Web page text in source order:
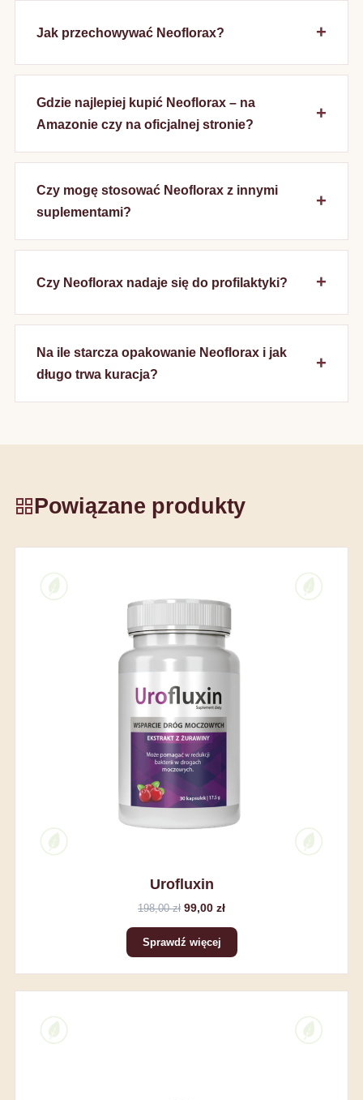
Jak przechowywać Neoflorax?
Gdzie najlepiej kupić Neoflorax – na
Amazonie czy na oficjalnej stronie?
Czy mogę stosować Neoflorax z innymi
suplementami?
Czy Neoflorax nadaje się do profilaktyki?
Na ile starcza opakowanie Neoflorax i jak
długo trwa kuracja?
Powiązane produkty
Urofluxin
198,00 zł 99,00 zł
Sprawdź więcej